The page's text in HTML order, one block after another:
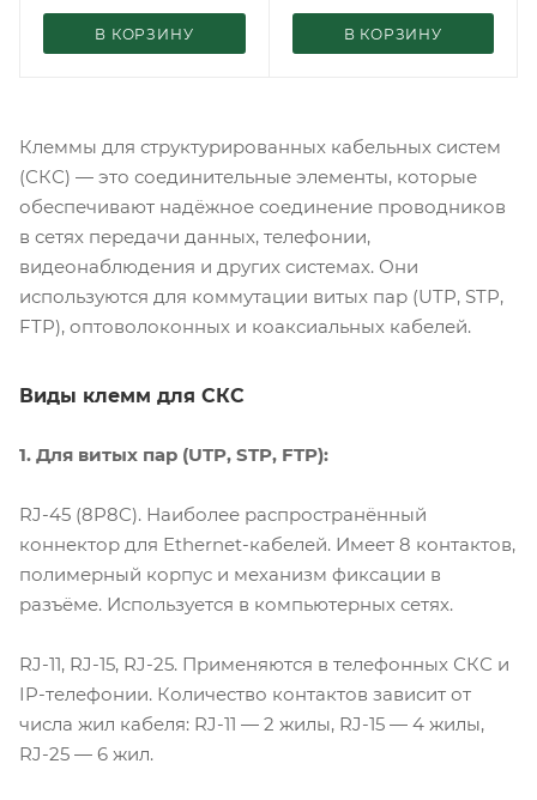
В КОРЗИНУ В КОРЗИНУ
Клеммы для структурированных кабельных систем
(СКС) — это соединительные элементы, которые
обеспечивают надёжное соединение проводников
в сетях передачи данных, телефонии,
видеонаблюдения и других системах. Они
используются для коммутации витых пар (UTP, STP,
FTP), оптоволоконных и коаксиальных кабелей.
Виды клемм для СКС
1. Для витых пар (UTP, STP, FTP):
RJ-45 (8P8C). Наиболее распространённый
коннектор для Ethernet-кабелей. Имеет 8 контактов,
полимерный корпус и механизм фиксации в
разъёме. Используется в компьютерных сетях.
RJ-11, RJ-15, RJ-25. Применяются в телефонных СКС и
IP-телефонии. Количество контактов зависит от
числа жил кабеля: RJ-11 — 2 жилы, RJ-15 — 4 жилы,
RJ-25 — 6 жил.